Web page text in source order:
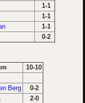
1-1
1-1
1-1
0-2
10-10
Berg
0-2
2-0